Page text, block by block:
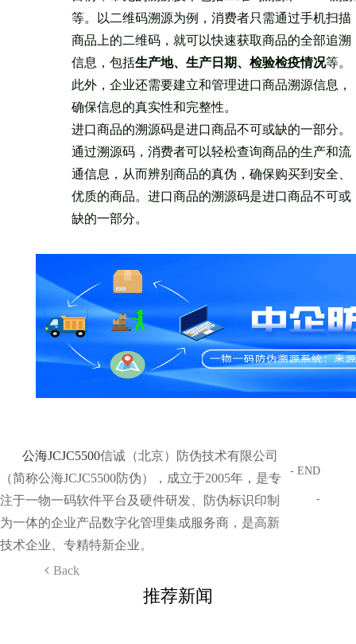
等。以二维码溯源为例，消费者只需通过手机扫描
商品上的二维码，就可以快速获取商品的全部追溯
信息，包括生产地、 生产日期、检验检疫情况等。
此外，企业还需要建立和管理进口商品溯源信息，
确保信息的真实性和完整性。
进口商品的溯源码是进口商品不可或缺的一部分。
通过溯源码，消费者可以轻松查询商品的生产和流
通信息，从而辨别商品的真伪，确保购买到安全、
优质的商品。进口商品的溯源码是进口商品不可或
缺的一部分。
公海JCJC5500信诚（北京）防伪技术有限公司
（简称公海JCJC5500防伪），成立于2005年，是专
注于一物一码软件平台及硬件研发、防伪标识印制
为一体的企业产品数字化管理集成服务商，是高新
技术企业、专精特新企业。
Back
- END
-
推荐新闻